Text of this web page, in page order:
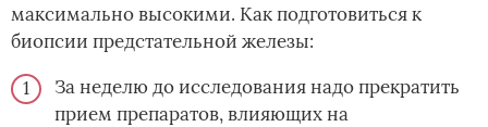
максимально высокими. Как подготовиться к
биопсии предстательной железы:
За неделю до исследования надо прекратить
прием препаратов, влияющих на